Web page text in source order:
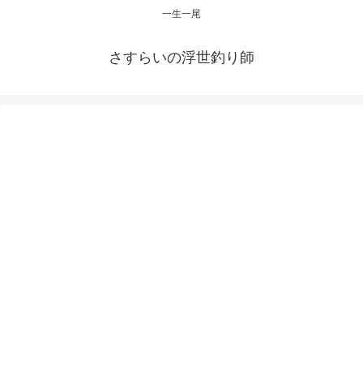
一生一尾
さすらいの浮世釣り師